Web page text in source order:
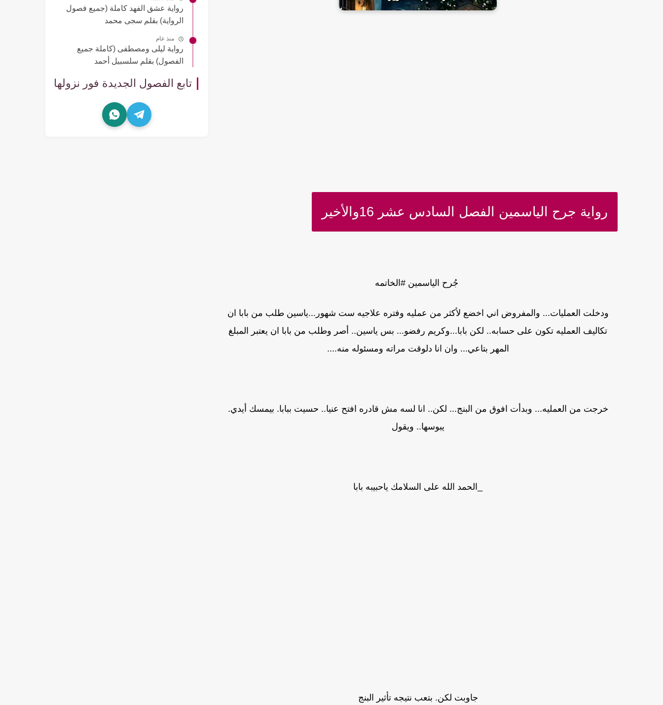
رواية جرح الياسمين الفصل السادس عشر 16والأخير
جُرح الياسمين #الخاتمه
ودخلت العمليات... والمفروض اني اخضع لأكثر من عمليه وفتره علاجيه ست شهور...ياسين طلب من بابا ان
تكاليف العمليه تكون على حسابه.. لكن بابا...وكريم رفضو... بس ياسين.. أصر وطلب من بابا ان يعتبر المبلغ
المهر بتاعي... وان انا دلوقت مراته ومسئوله منه....
خرجت من العمليه... وبدأت افوق من البنج... لكن.. انا لسه مش قادره افتح عنيا.. حسيت ببابا. بيمسك أيدي.
يبوسها.. ويقول
_الحمد الله على السلامك ياحبيبه بابا
جاوبت لكن. بتعب نتيجه تأثير البنج
رواية عشق الفهد كاملة (جميع فصول
الرواية) بقلم سجى محمد
منذ عام
رواية ليلى ومصطفى (كاملة جميع
الفصول) بقلم سلسبيل أحمد
تابع الفصول الجديدة فور نزولها